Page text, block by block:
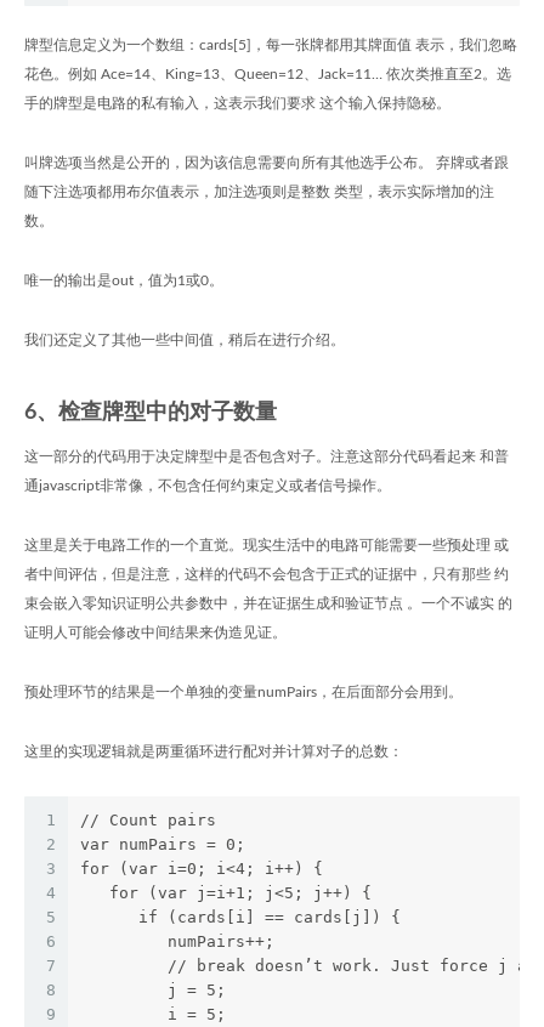
牌型信息定义为一个数组：cards[5]，每一张牌都用其牌面值 表示，我们忽略
花色。例如 Ace=14、King=13、Queen=12、Jack=11… 依次类推直至2。选
手的牌型是电路的私有输入，这表示我们要求 这个输入保持隐秘。
叫牌选项当然是公开的，因为该信息需要向所有其他选手公布。 弃牌或者跟
随下注选项都用布尔值表示，加注选项则是整数 类型，表示实际增加的注
数。
唯一的输出是out，值为1或0。
我们还定义了其他一些中间值，稍后在进行介绍。
6、检查牌型中的对子数量
这一部分的代码用于决定牌型中是否包含对子。注意这部分代码看起来 和普
通javascript非常像，不包含任何约束定义或者信号操作。
这里是关于电路工作的一个直觉。现实生活中的电路可能需要一些预处理 或
者中间评估，但是注意，这样的代码不会包含于正式的证据中，只有那些 约
束会嵌入零知识证明公共参数中，并在证据生成和验证节点 。一个不诚实 的
证明人可能会修改中间结果来伪造见证。
预处理环节的结果是一个单独的变量numPairs，在后面部分会用到。
这里的实现逻辑就是两重循环进行配对并计算对子的总数：
1
2
3
4
5
6
7
8
9
// Count pairs
var numPairs = 0;
for (var i=0; i<4; i++) {
   for (var j=i+1; j<5; j++) {
      if (cards[i] == cards[j]) {
         numPairs++;
// break doesn’t work. Just force j
         j = 5;
         i = 5;